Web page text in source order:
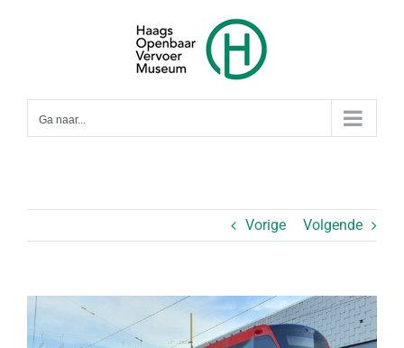
Ga naar...
Vorige Volgende
Bekijk
grotere